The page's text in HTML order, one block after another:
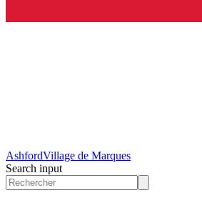
AshfordVillage de Marques
Search input